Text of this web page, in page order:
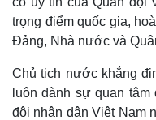
trọng điểm quốc gia,
Đảng, Nhà nước và
Chủ tịch nước khẳng
luôn dành sự quan
đội nhân dân Việt Nam